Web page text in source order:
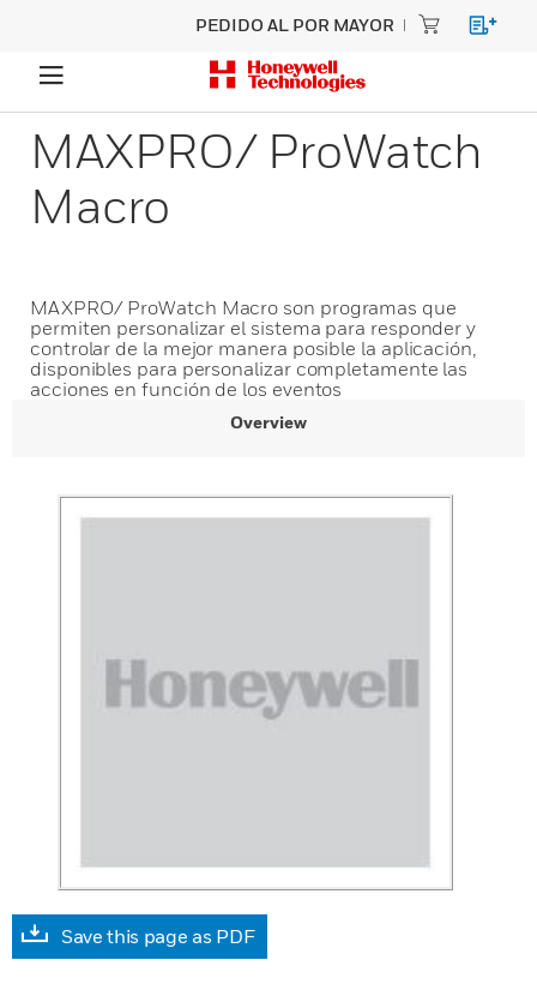
PEDIDO AL POR MAYOR
MAXPRO/ ProWatch
Macro
MAXPRO/ ProWatch Macro son programas que
permiten personalizar el sistema para responder y
controlar de la mejor manera posible la aplicación,
disponibles para personalizar completamente las
acciones en función de los eventos
Overview
Save this page as PDF